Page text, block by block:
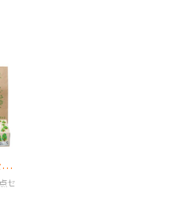
nepia バラエティギフト4点セット
セ